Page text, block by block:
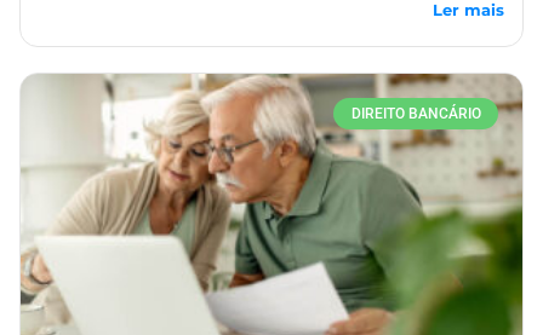
Ler mais
DIREITO BANCÁRIO